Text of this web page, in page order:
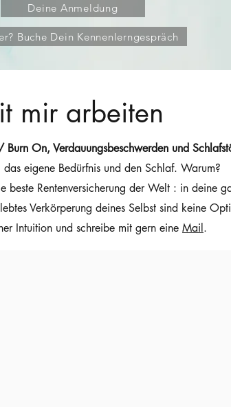
Deine Anmeldung
Buche Dein Kennenlerngespräch
mir arbeiten
On, Verdauungsbeschwerden und
eigene Bedürfnis und den Schlaf. Warum?
Rentenversicherung der Welt : in deine
Verkörperung deines Selbst sind keine
Intuition und schreibe mit gern eine Mail .